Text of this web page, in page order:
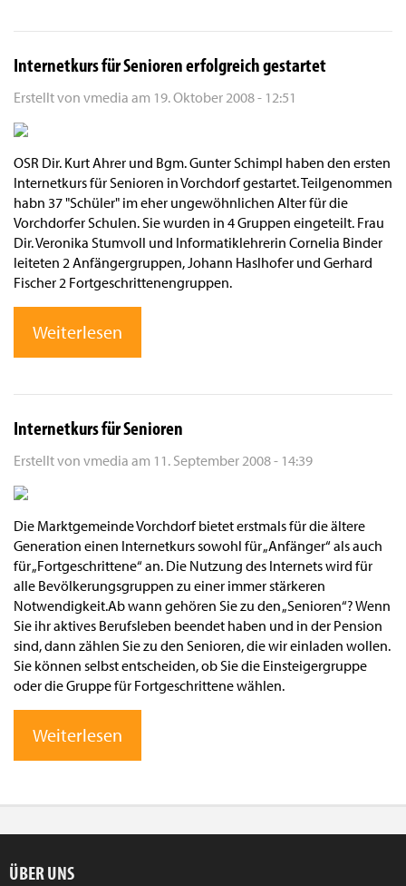
Internetkurs für Senioren erfolgreich gestartet
Erstellt von vmedia am 19. Oktober 2008 - 12:51
OSR Dir. Kurt Ahrer und Bgm. Gunter Schimpl haben den ersten
Internetkurs für Senioren in Vorchdorf gestartet. Teilgenommen
habn 37 "Schüler" im eher ungewöhnlichen Alter für die
Vorchdorfer Schulen. Sie wurden in 4 Gruppen eingeteilt. Frau
Dir. Veronika Stumvoll und Informatiklehrerin Cornelia Binder
leiteten 2 Anfängergruppen, Johann Haslhofer und Gerhard
Fischer 2 Fortgeschrittenengruppen.
Weiterlesen
Internetkurs für Senioren
Erstellt von vmedia am 11. September 2008 - 14:39
Die Marktgemeinde Vorchdorf bietet erstmals für die ältere
Generation einen Internetkurs sowohl für „Anfänger“ als auch
für „Fortgeschrittene“ an. Die Nutzung des Internets wird für
alle Bevölkerungsgruppen zu einer immer stärkeren
Notwendigkeit.Ab wann gehören Sie zu den „Senioren“? Wenn
Sie ihr aktives Berufsleben beendet haben und in der Pension
sind, dann zählen Sie zu den Senioren, die wir einladen wollen.
Sie können selbst entscheiden, ob Sie die Einsteigergruppe
oder die Gruppe für Fortgeschrittene wählen.
Weiterlesen
ÜBER UNS